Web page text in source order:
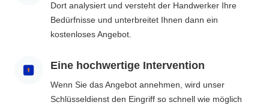
Dort analysiert und versteht der Handwerker Ihre
Bedürfnisse und unterbreitet Ihnen dann ein
kostenloses Angebot.
Eine hochwertige Intervention
Wenn Sie das Angebot annehmen, wird unser
Schlüsseldienst den Eingriff so schnell wie möglich